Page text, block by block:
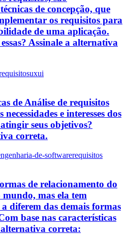
de concepção, que
os requisitos para
de uma aplicação.
Assinale a alternativa
uxui
de Análise de requisitos
e interesses dos
seus objetivos?
correta.
de-softwarerequisitos
de relacionamento do
mas ela tem
diferem das demais formas
base nas características
correta: